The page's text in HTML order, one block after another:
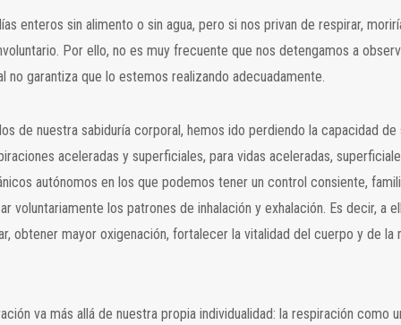
enteros sin alimento o sin agua, pero si nos privan de respirar,
Por ello, no es muy frecuente que nos detengamos a
garantiza que lo estemos realizando adecuadamente.
de nuestra sabiduría corporal, hemos ido perdiendo la capacidad
aceleradas y superficiales, para vidas aceleradas,
autónomos en los que podemos tener un control consiente,
voluntariamente los patrones de inhalación y exhalación. Es decir, a
obtener mayor oxigenación, fortalecer la vitalidad del cuerpo y de
va más allá de nuestra propia individualidad: la respiración como